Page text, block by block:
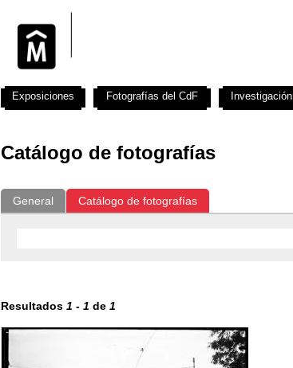
Catálogo de fotografías
General Catálogo de fotografías
Resultados 1 - 1 de 1
Exposiciones Fotografías del CdF Investigación